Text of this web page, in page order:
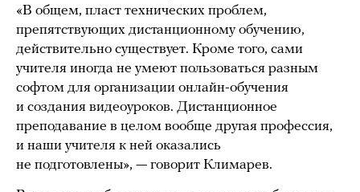
«В общем, пласт технических проблем,
препятствующих дистанционному обучению,
действительно существует. Кроме того, сами
учителя иногда не умеют пользоваться разным
софтом для организации онлайн-обучения
и создания видеоуроков. Дистанционное
преподавание в целом вообще другая профессия,
и наши учителя к ней оказались
не подготовлены», — говорит Климарев.